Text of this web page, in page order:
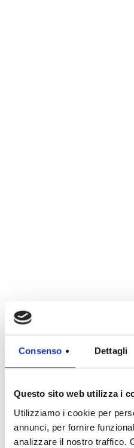
Consenso Dettagli
Questo sito web utilizza i
Utilizziamo i cookie per
annunci, per fornire
analizzare il nostro traffico.